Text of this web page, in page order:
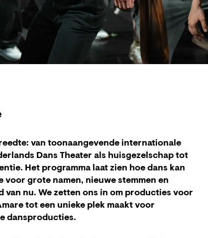
van toonaangevende internationale
Dans Theater als huisgezelschap tot
Het programma laat zien hoe dans kan
grote namen, nieuwe stemmen en
nu. We zetten ons in om producties voor
tot een unieke plek maakt voor
dansproducties.